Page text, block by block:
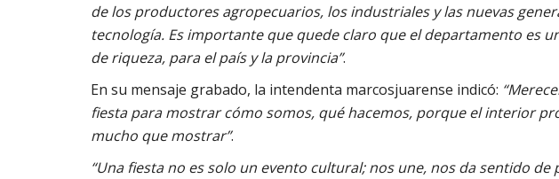
de los productores agropecuarios, los industriales y las nuevas
tecnología. Es importante que quede claro que el departamento es
de riqueza, para el país y la provincia”.
En su mensaje grabado, la intendenta marcosjuarense indicó:
fiesta para mostrar cómo somos, qué hacemos, porque el interior
mucho que mostrar”.
“Una fiesta no es solo un evento cultural; nos une, nos da sentido